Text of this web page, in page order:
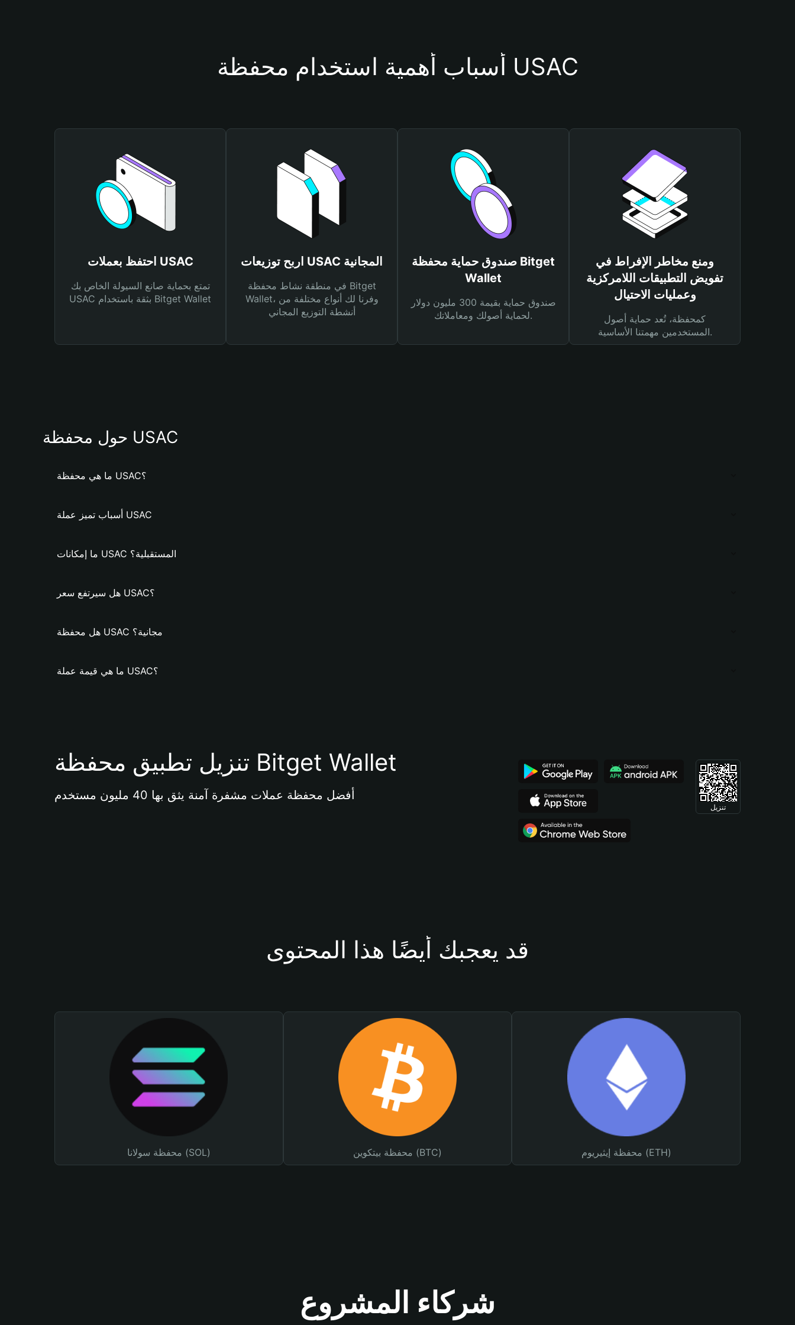
أسباب أهمية استخدام محفظة USAC
احتفظ بعملات USAC
تمتع بحماية صانع السيولة الخاص بك
USAC بثقة باستخدام Bitget Wallet
اربح توزيعات USAC المجانية
في منطقة نشاط محفظة Bitget
Wallet، وفرنا لك أنواع مختلفة من
أنشطة التوزيع المجاني
صندوق حماية محفظة Bitget
Wallet
صندوق حماية بقيمة 300 مليون دولار
لحماية أصولك ومعاملاتك.
ومنع مخاطر الإفراط في
تفويض التطبيقات اللامركزية
وعمليات الاحتيال
كمحفظة، تُعد حماية أصول
المستخدمين مهمتنا الأساسية.
حول محفظة USAC
ما هي محفظة USAC؟
أسباب تميز عملة USAC
ما إمكانات USAC المستقبلية؟
هل سيرتفع سعر USAC؟
هل محفظة USAC مجانية؟
ما هي قيمة عملة USAC؟
تنزيل تطبيق محفظة Bitget Wallet
أفضل محفظة عملات مشفرة آمنة يثق بها 40 مليون مستخدم
تنزيل
قد يعجبك أيضًا هذا المحتوى
محفظة سولانا (SOL) محفظة بيتكوين (BTC) محفظة إيثيريوم (ETH)
شركاء المشروع